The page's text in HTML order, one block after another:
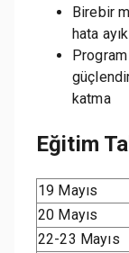
Birebir
hata
katma
Eğitim
19 Mayıs
20 Mayıs
22-23 Mayıs